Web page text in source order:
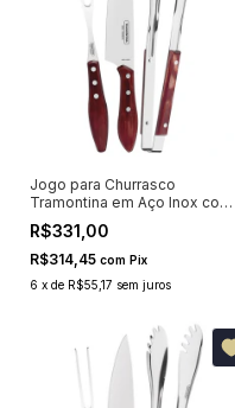
Jogo para Churrasco
Tramontina em Aço Inox com
Cabo Polywood Vermelho 3
Peças 21198761
R$331,00
R$314,45 com Pix
6 x de R$55,17 sem juros